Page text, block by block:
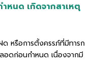
หนด เกิดจากสาเหตุ
ด หรือการตั้งครรภ์ที่มีทารก
อดก่อนกำหนด เนื่องจากมี